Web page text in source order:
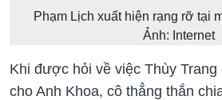
Phạm Lịch xuất hiện rạng rỡ tại
Ảnh: Internet
Khi được hỏi về việc Thùy
cho Anh Khoa, cô thẳng thắn